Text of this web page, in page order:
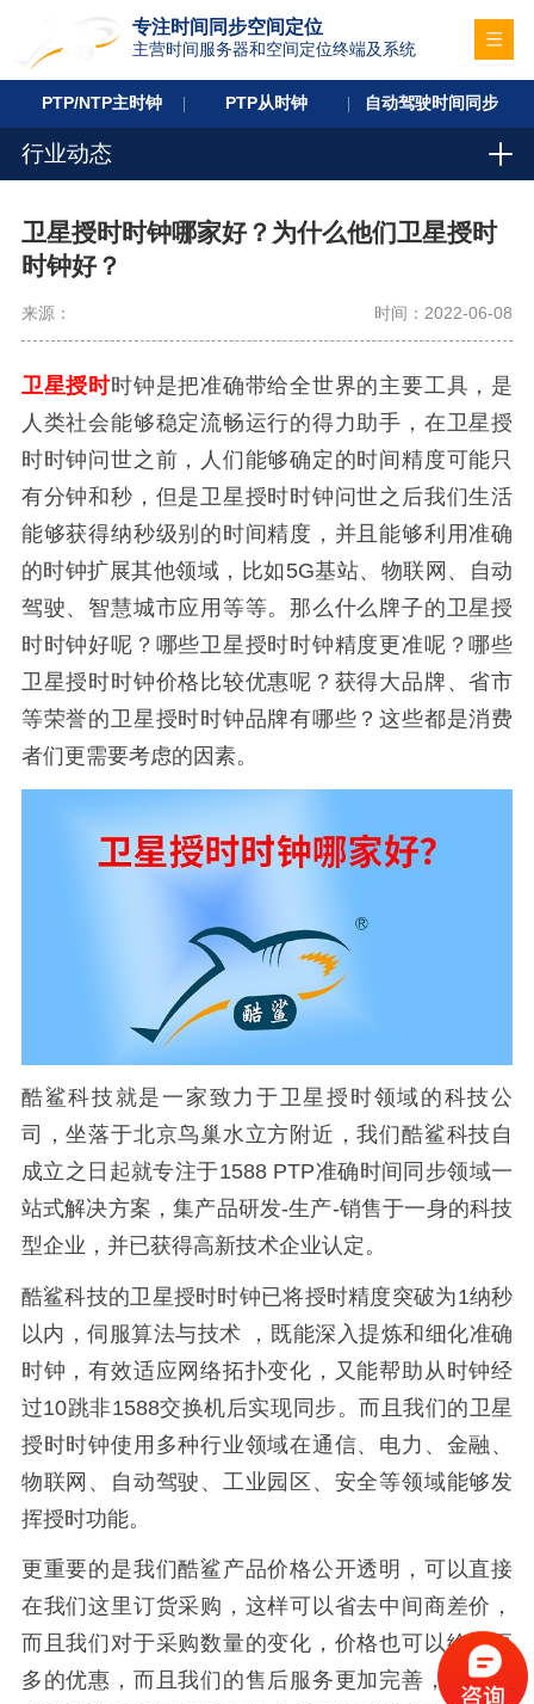
专注时间同步空间定位
主营时间服务器和空间定位终端及系统
PTP/NTP主时钟 PTP从时钟 自动驾驶时间同步
行业动态
卫星授时时钟哪家好？为什么他们卫星授时
时钟好？
来源： 时间：2022-06-08
卫星授时时钟是把准确带给全世界的主要工具，是
人类社会能够稳定流畅运行的得力助手，在卫星授
时时钟问世之前，人们能够确定的时间精度可能只
有分钟和秒，但是卫星授时时钟问世之后我们生活
能够获得纳秒级别的时间精度，并且能够利用准确
的时钟扩展其他领域，比如5G基站、物联网、自动
驾驶、智慧城市应用等等。那么什么牌子的卫星授
时时钟好呢？哪些卫星授时时钟精度更准呢？哪些
卫星授时时钟价格比较优惠呢？获得大品牌、省市
等荣誉的卫星授时时钟品牌有哪些？这些都是消费
者们更需要考虑的因素。
酷鲨科技就是一家致力于卫星授时领域的科技公
司，坐落于北京鸟巢水立方附近，我们酷鲨科技自
成立之日起就专注于1588 PTP准确时间同步领域一
站式解决方案，集产品研发-生产-销售于一身的科技
型企业，并已获得高新技术企业认定。
酷鲨科技的卫星授时时钟已将授时精度突破为1纳秒
以内，伺服算法与技术 ，既能深入提炼和细化准确
时钟，有效适应网络拓扑变化，又能帮助从时钟经
过10跳非1588交换机后实现同步。而且我们的卫星
授时时钟使用多种行业领域在通信、电力、金融、
物联网、自动驾驶、工业园区、安全等领域能够发
挥授时功能。
更重要的是我们酷鲨产品价格公开透明，可以直接
在我们这里订货采购，这样可以省去中间商差价，
而且我们对于采购数量的变化，价格也可以给与更
多的优惠，而且我们的售后服务更加完善，让用户